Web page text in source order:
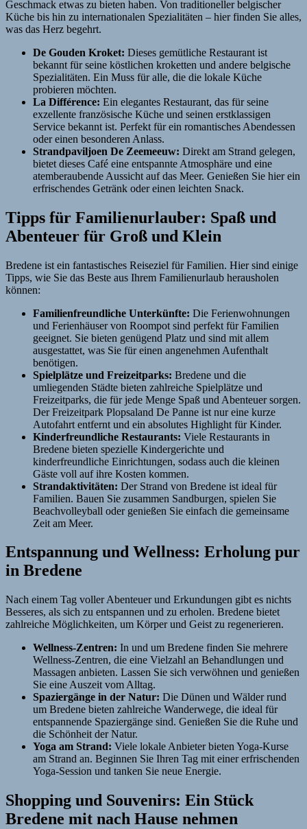
Geschmack etwas zu bieten haben. Von traditioneller belgischer
Küche bis hin zu internationalen Spezialitäten – hier finden Sie alles,
was das Herz begehrt.
De Gouden Kroket: Dieses gemütliche Restaurant ist
bekannt für seine köstlichen kroketten und andere belgische
Spezialitäten. Ein Muss für alle, die die lokale Küche
probieren möchten.
La Différence: Ein elegantes Restaurant, das für seine
exzellente französische Küche und seinen erstklassigen
Service bekannt ist. Perfekt für ein romantisches Abendessen
oder einen besonderen Anlass.
Strandpaviljoen De Zeemeeuw: Direkt am Strand gelegen,
bietet dieses Café eine entspannte Atmosphäre und eine
atemberaubende Aussicht auf das Meer. Genießen Sie hier ein
erfrischendes Getränk oder einen leichten Snack.
Tipps für Familienurlauber: Spaß und
Abenteuer für Groß und Klein
Bredene ist ein fantastisches Reiseziel für Familien. Hier sind einige
Tipps, wie Sie das Beste aus Ihrem Familienurlaub herausholen
können:
Familienfreundliche Unterkünfte: Die Ferienwohnungen
und Ferienhäuser von Roompot sind perfekt für Familien
geeignet. Sie bieten genügend Platz und sind mit allem
ausgestattet, was Sie für einen angenehmen Aufenthalt
benötigen.
Spielplätze und Freizeitparks: Bredene und die
umliegenden Städte bieten zahlreiche Spielplätze und
Freizeitparks, die für jede Menge Spaß und Abenteuer sorgen.
Der Freizeitpark Plopsaland De Panne ist nur eine kurze
Autofahrt entfernt und ein absolutes Highlight für Kinder.
Kinderfreundliche Restaurants: Viele Restaurants in
Bredene bieten spezielle Kindergerichte und
kinderfreundliche Einrichtungen, sodass auch die kleinen
Gäste voll auf ihre Kosten kommen.
Strandaktivitäten: Der Strand von Bredene ist ideal für
Familien. Bauen Sie zusammen Sandburgen, spielen Sie
Beachvolleyball oder genießen Sie einfach die gemeinsame
Zeit am Meer.
Entspannung und Wellness: Erholung pur
in Bredene
Nach einem Tag voller Abenteuer und Erkundungen gibt es nichts
Besseres, als sich zu entspannen und zu erholen. Bredene bietet
zahlreiche Möglichkeiten, um Körper und Geist zu regenerieren.
Wellness-Zentren: In und um Bredene finden Sie mehrere
Wellness-Zentren, die eine Vielzahl an Behandlungen und
Massagen anbieten. Lassen Sie sich verwöhnen und genießen
Sie eine Auszeit vom Alltag.
Spaziergänge in der Natur: Die Dünen und Wälder rund
um Bredene bieten zahlreiche Wanderwege, die ideal für
entspannende Spaziergänge sind. Genießen Sie die Ruhe und
die Schönheit der Natur.
Yoga am Strand: Viele lokale Anbieter bieten Yoga-Kurse
am Strand an. Beginnen Sie Ihren Tag mit einer erfrischenden
Yoga-Session und tanken Sie neue Energie.
Shopping und Souvenirs: Ein Stück
Bredene mit nach Hause nehmen